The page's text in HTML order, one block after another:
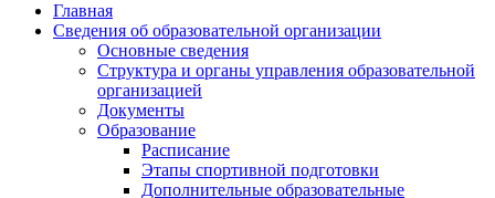
Главная
Сведения об образовательной организации
Основные сведения
Структура и органы управления образовательной
организацией
Документы
Образование
Расписание
Этапы спортивной подготовки
Дополнительные образовательные